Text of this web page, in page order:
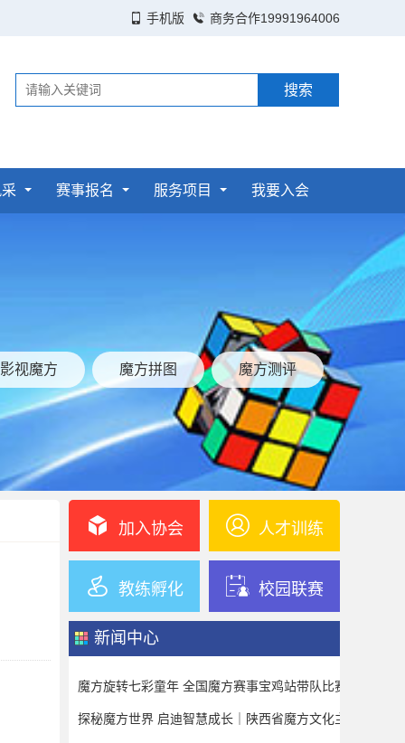
手机版 商务合作19991964006
赛事报名 服务项目 我要入会
影视魔方 魔方拼图 魔方测评
加入协会 人才训练
教练孵化 校园联赛
新闻中心
魔方旋转七彩童年 全国魔方赛事宝鸡站带队比赛心得体会
探秘魔方世界 启迪智慧成长｜陕西省魔方文化主题馆研学